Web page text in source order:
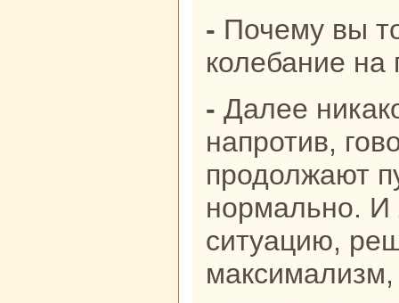
- Почему вы тогда не выразили это
колебание на
- Далее никакой инфы не было,
напротив,
продолжают
нормально. И
ситуацию,
максимализм,